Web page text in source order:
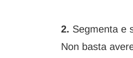
2. Segmenta e
Non basta